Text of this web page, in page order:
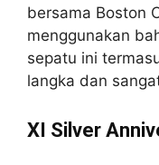
bersama Boston
menggunakan
sepatu ini
langka dan
XI Silver